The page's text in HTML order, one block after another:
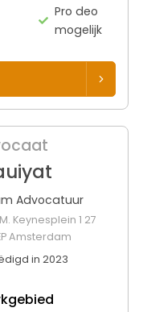
Pro deo
mogelijk
Advocatuur
Keynesplein 1 27
Amsterdam
in 2023